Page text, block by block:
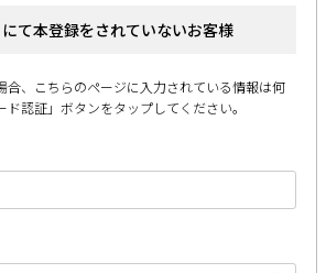
て本登録をされていないお客様
合、こちらのページに入力されている情報は何
ド認証」ボタンをタップしてください。